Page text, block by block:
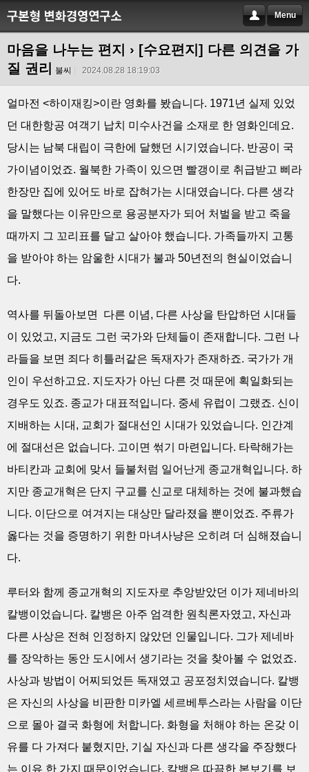
Menu
마음을 나누는 편지 › [수요편지] 다른 의견을 가
질 권리
불씨 2024.08.28 18:19:03
얼마전 <하이재킹>이란 영화를 봤습니다. 1971년 실제 있었
던 대한항공 여객기 납치 미수사건을 소재로 한 영화인데요.
당시는 남북 대립이 극한에 달했던 시기였습니다. 반공이 국
가이념이었죠. 월북한 가족이 있으면 빨갱이로 취급받고 삐라
한장만 집에 있어도 바로 잡혀가는 시대였습니다. 다른 생각
을 말했다는 이유만으로 용공분자가 되어 처벌을 받고 죽을
때까지 그 꼬리표를 달고 살아야 했습니다. 가족들까지 고통
을 받아야 하는 암울한 시대가 불과 50년전의 현실이었습니
다.
역사를 뒤돌아보면 다른 이념, 다른 사상을 탄압하던 시대들
이 있었고, 지금도 그런 국가와 단체들이 존재합니다. 그런 나
라들을 보면 죄다 히틀러같은 독재자가 존재하죠. 국가가 개
인이 우선하고요. 지도자가 아닌 다른 것 때문에 획일화되는
경우도 있죠. 종교가 대표적입니다. 중세 유럽이 그랬죠. 신이
지배하는 시대, 교회가 절대선인 시대가 있었습니다. 인간계
에 절대선은 없습니다. 고이면 썪기 마련입니다. 타락해가는
바티칸과 교회에 맞서 들불처럼 일어난게 종교개혁입니다. 하
지만 종교개혁은 단지 구교를 신교로 대체하는 것에 불과했습
니다. 이단으로 여겨지는 대상만 달라졌을 뿐이었죠. 주류가
옳다는 것을 증명하기 위한 마녀사냥은 오히려 더 심해졌습니
다.
루터와 함께 종교개혁의 지도자로 추앙받았던 이가 제네바의
칼뱅이었습니다. 칼뱅은 아주 엄격한 원칙론자였고, 자신과
다른 사상은 전혀 인정하지 않았던 인물입니다. 그가 제네바
를 장악하는 동안 도시에서 생기라는 것을 찾아볼 수 없었죠.
사상과 방법이 어찌되었든 독재였고 공포정치였습니다. 칼뱅
은 자신의 사상을 비판한 미카엘 세르베투스라는 사람을 이단
으로 몰아 결국 화형에 처합니다. 화형을 처해야 하는 온갖 이
유를 다 가져다 붙혔지만, 기실 자신과 다른 생각을 주장했다
는 이유 한 가지 때문이었습니다. 칼뱅은 따끔한 본보기를 보